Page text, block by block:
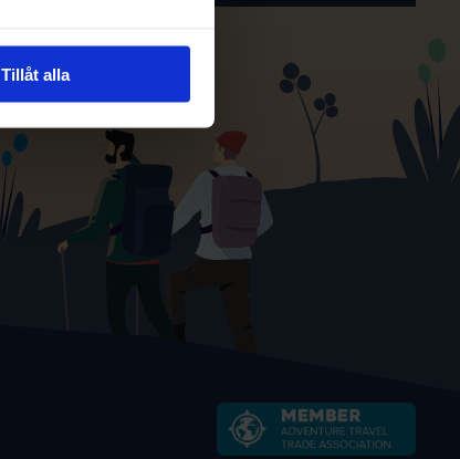
Tillåt alla